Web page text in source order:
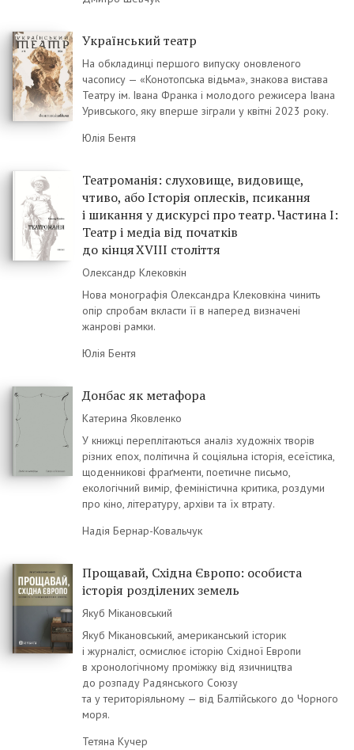
Український театр
На обкладинці першого випуску оновленого
часопису — «Конотопська відьма», знакова вистава
Театру ім. Івана Франка і молодого режисера Івана
Уривського, яку вперше зіграли у квітні 2023 року.
Юлія Бентя
Театроманія: слуховище, видовище,
чтиво, або Історія оплесків, псикання
і шикання у дискурсі про театр. Частина І:
Театр і медіа від початків
до кінця XVIII століття
Олександр Клековкін
Нова монографія Олександра Клековкіна чинить
опір спробам вкласти її в наперед визначені
жанрові рамки.
Юлія Бентя
Донбас як метафора
Катерина Яковленко
У книжці переплітаються аналіз художніх творів
різних епох, політична й соціяльна історія, есеїстика,
щоденникові фраґменти, поетичне письмо,
екологічний вимір, феміністична критика, роздуми
про кіно, літературу, архіви та їх втрату.
Надія Бернар-Ковальчук
Прощавай, Східна Європо: особиста
історія розділених земель
Якуб Мікановський
Якуб Мікановський, американський історик
і журналіст, осмислює історію Східної Европи
в хронологічному проміжку від язичництва
до розпаду Радянського Союзу
та у територіяльному — від Балтійського до Чорного
моря.
Тетяна Кучер